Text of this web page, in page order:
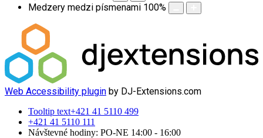
Medzery medzi písmenami 100%
Web Accessibility plugin by DJ-Extensions.com
Tooltip text+421 41 5110 499
+421 41 5110 111
Návštevné hodiny: PO-NE 14:00 - 16:00